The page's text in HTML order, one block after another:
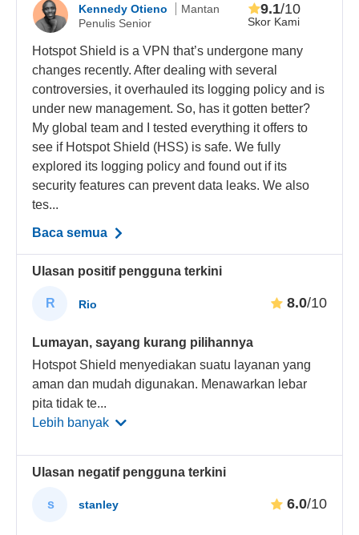
Kennedy Otieno
Mantan
Penulis Senior
Skor Kami
9.1/10
Hotspot Shield is a VPN that’s undergone many
changes recently. After dealing with several
controversies, it overhauled its logging policy and is
under new management. So, has it gotten better?
My global team and I tested everything it offers to
see if Hotspot Shield (HSS) is safe. We fully
explored its logging policy and found out if its
security features can prevent data leaks. We also
tes...
Baca semua
Ulasan positif pengguna terkini
R Rio 8.0/10
Lumayan, sayang kurang pilihannya
Hotspot Shield menyediakan suatu layanan yang
aman dan mudah digunakan. Menawarkan lebar
pita tidak te...
Lebih banyak
Ulasan negatif pengguna terkini
s stanley 6.0/10